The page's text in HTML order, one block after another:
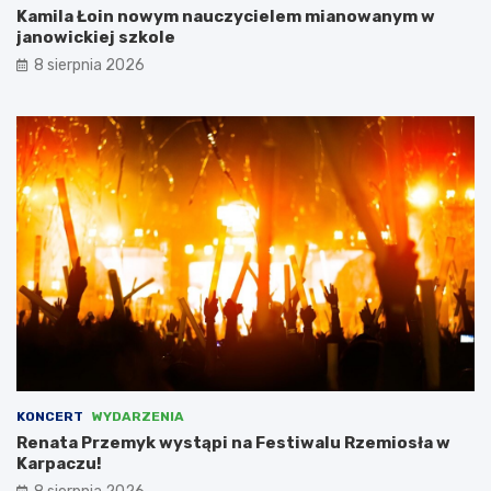
N
i
e
a
m
i
,
l
i
c
z
ą
c
n
o
t
a
c
j
Kamila Łoin nowym nauczycielem mianowanym w
janowickiej szkole
8 sierpnia 2026
KONCERT WYDARZENIA
Renata Przemyk wystąpi na Festiwalu Rzemiosła w
Karpaczu!